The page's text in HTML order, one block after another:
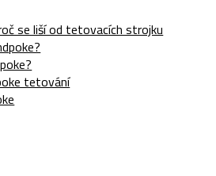
se liší od tetovacích strojku
tetování